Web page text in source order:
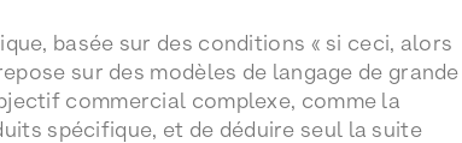
basée sur des conditions « si ceci, alors
sur des modèles de langage de grande
commercial complexe, comme la
spécifique, et de déduire seul la suite